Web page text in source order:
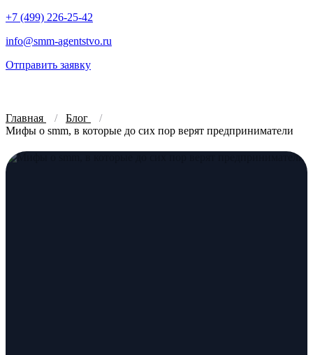
+7 (499) 226-25-42
info@smm-agentstvo.ru
Отправить заявку
Главная
Блог
Мифы о smm, в которые до сих пор верят предприниматели